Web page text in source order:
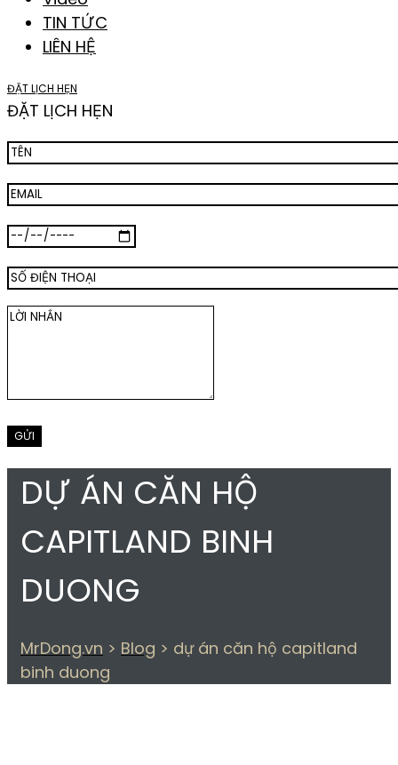
TIN TỨC
LIÊN HỆ
ĐẶT LỊCH HẸN
ĐẶT LỊCH HẸN
DỰ ÁN CĂN HỘ
CAPITLAND BINH
DUONG
MrDong.vn > Blog > dự án căn hộ capitland
binh duong